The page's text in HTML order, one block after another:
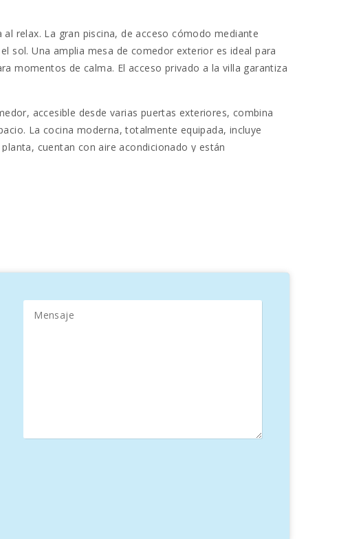
relax. La gran piscina, de acceso cómodo mediante
sol. Una amplia mesa de comedor exterior es ideal para
momentos de calma. El acceso privado a la villa garantiza
accesible desde varias puertas exteriores, combina
La cocina moderna, totalmente equipada, incluye
cuentan con aire acondicionado y están